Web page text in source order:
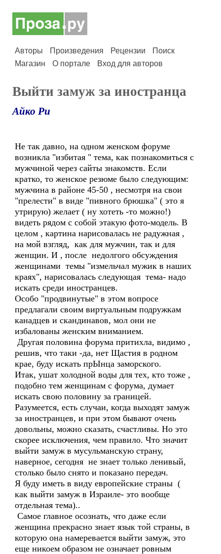
Авторы Произведения Рецензии
Поиск
Магазин
О портале Вход для авторов
Выйти замуж за иностранца
Айко Ри
Не так давно, на одном женском форуме
возникла "избитая " тема, как познакомиться с
мужчиной через сайты знакомств. Если
кратко, то женское резюме было следующим:
мужчина в районе 45-50 , несмотря на свои
"прелести" в виде "пивного брюшка" ( это я
утрирую) желает ( ну хотеть -то можно!)
видеть рядом с собой этакую фото-модель. В
целом , картина нарисовалась не радужная ,
на мой взгляд, как для мужчин, так и для
женщин. И , после недолгого обсуждения
женщинами темы "измельчал мужик в наших
краях", нарисовалась следующая тема- надо
искать среди иностранцев.
Особо "продвинутые" в этом вопросе
предлагали своим виртуальным подружкам
канадцев и скандинавов, мол они не
избалованы женским вниманием.
Другая половина форума притихла, видимо ,
решив, что таки -да, нет Щастия в родном
крае, буду искать прЫнца заморского.
Итак, ушат холодной воды для тех, кто тоже ,
подобно тем женщинам с форума, думает
искать свою половину за границей.
Разумеется, есть случаи, когда выходят замуж
за иностранцев, и при этом бывают очень
довольны, можно сказать, счастливы. Но это
скорее исключения, чем правило. Что значит
выйти замуж в мусульманскую страну,
наверное, сегодня не знает только ленивый,
столько было снято и показано передач.
Я буду иметь в виду европейские страны (
как выйти замуж в Израиле- это вообще
отдельная тема)..
Самое главное осознать, что даже если
женщина прекрасно знает язык той страны, в
которую она намеревается выйти замуж, это
еще никоем образом не означает ровным